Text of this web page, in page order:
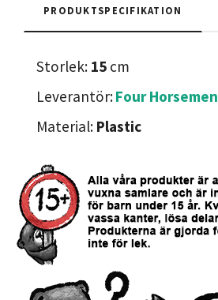
PRODUKTSPECIFIKATION
Storlek: 15 cm
Leverantör:Four Horsemen
Material: Plastic